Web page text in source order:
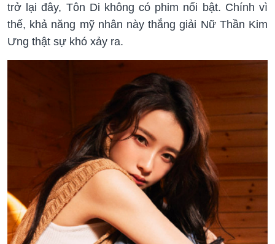
trở lại đây, Tôn Di không có phim nổi bật. Chính vì
thế, khả năng mỹ nhân này thắng giải Nữ Thần Kim
Ưng thật sự khó xảy ra.